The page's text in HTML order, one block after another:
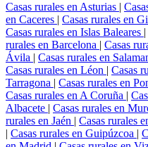
Casas rurales en Asturias |
en Caceres | Casas rurales en
Casas rurales en Islas Baleares |
rurales en Barcelona | Casas
Ávila | Casas rurales en
Casas rurales en Léon | Casas
Tarragona | Casas rurales en
Casas rurales en A Coruña |
Albacete | Casas rurales en
rurales en Jaén | Casas rurales
| Casas rurales en Guipúzcoa |